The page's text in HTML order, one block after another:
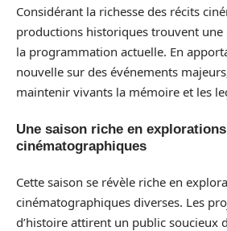
Considérant la richesse des récits
productions historiques trouvent une
la programmation actuelle. En
nouvelle sur des événements
maintenir vivants la mémoire et les
Une saison riche en explorations
cinématographiques
Cette saison se révèle riche en
cinématographiques diverses. Les
d’histoire attirent un public soucieux